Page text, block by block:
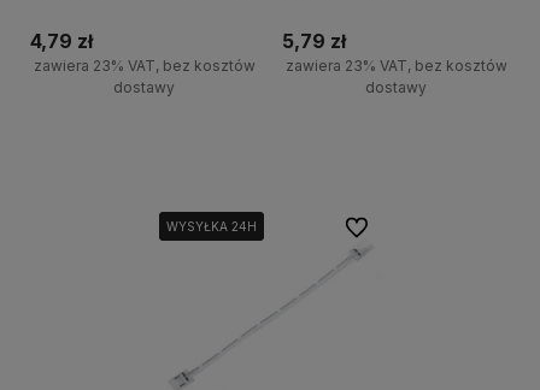
4,79 zł
zawiera 23% VAT, bez kosztów
dostawy
5,79 zł
zawiera 23% VAT, bez kosztów
dostawy
WYSYŁKA 24H
WYSYŁKA 24H Do ulubionych